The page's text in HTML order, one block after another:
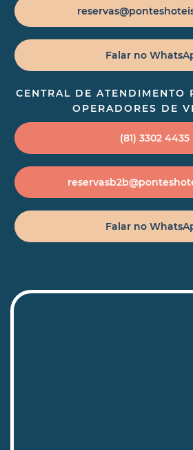
Falar no
CENTRAL DE ATENDIMENTO
OPERADORES DE
(81) 3302 4435
Falar no